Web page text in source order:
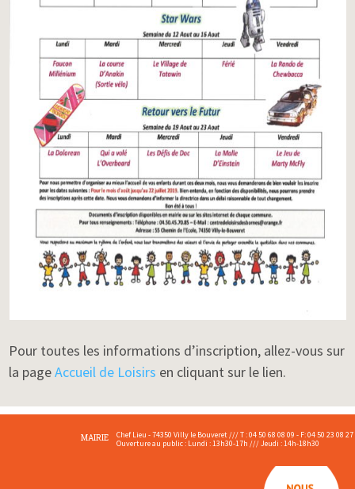
Pour toutes les informations d’inscription, allez-vous sur
la pageAccueil de Loisirs en cliquant sur le lien.
MAIRIE
Chef Lieu - 74350 Villy le Bouveret /// T : 04 50 68 08 09 - F: 04 50 23 08 27
Ouverture au public : Lundi : 13h30-17h /// Jeudi : 14h-18h30